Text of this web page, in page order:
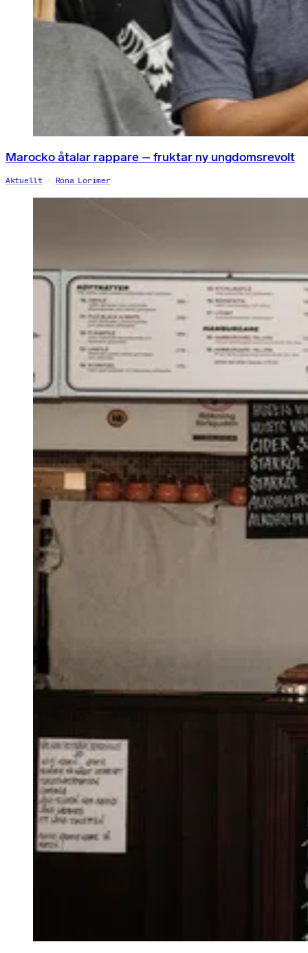
Marocko åtalar rappare – fruktar ny ungdomsrevolt
Aktuellt Rona Lorimer